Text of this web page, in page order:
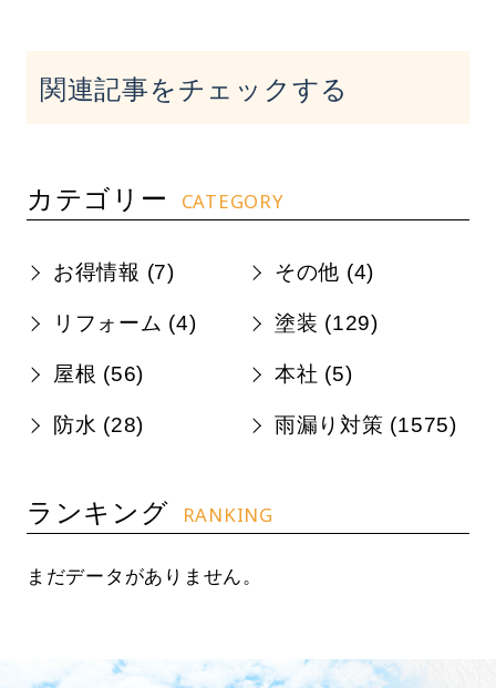
関連記事をチェックする
カテゴリー CATEGORY
お得情報 (7) その他 (4)
リフォーム (4) 塗装 (129)
屋根 (56) 本社 (5)
防水 (28) 雨漏り対策 (1575)
ランキング RANKING
まだデータがありません。